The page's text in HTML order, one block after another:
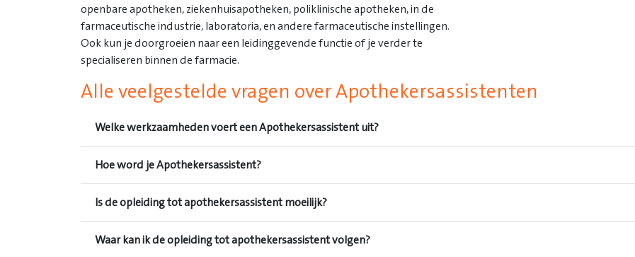
openbare apotheken, ziekenhuisapotheken, poliklinische apotheken, in de
farmaceutische industrie, laboratoria, en andere farmaceutische instellingen.
Ook kun je doorgroeien naar een leidinggevende functie of je verder te
specialiseren binnen de farmacie.
Alle veelgestelde vragen over Apothekersassistenten
Welke werkzaamheden voert een Apothekersassistent uit?
Hoe word je Apothekersassistent?
Is de opleiding tot apothekersassistent moeilijk?
Waar kan ik de opleiding tot apothekersassistent volgen?